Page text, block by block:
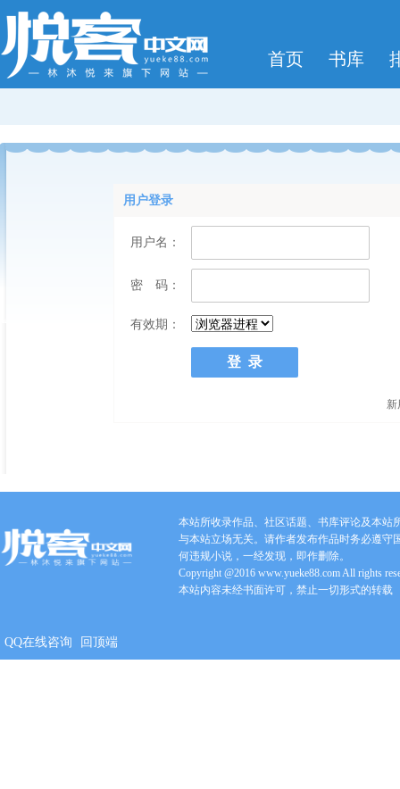
首页 书库
用户登录
用户名：
密 码：
有效期：
新
本站所收录作品、社区话题、书库评论及本站
与本站立场无关。请作者发布作品时务必遵守
何违规小说，一经发现，即作删除。
Copyright @2016 www.yueke88.com All rights
本站内容未经书面许可，禁止一切形式的转载
QQ在线咨询 回顶端